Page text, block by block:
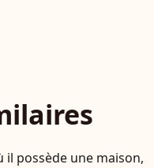
il possède une maison,